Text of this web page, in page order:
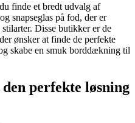
finde et bredt udvalg af
snapseglas på fod, der er
Disse butikker er de
ønsker at finde de perfekte
skabe en smuk borddækning til
perfekte løsning